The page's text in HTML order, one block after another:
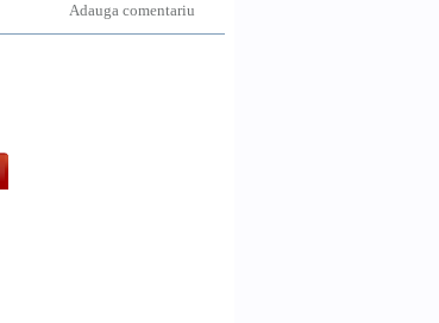
Adauga comentariu